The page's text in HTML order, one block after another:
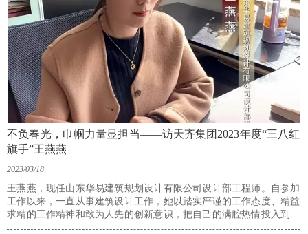
不负春光，巾帼力量显担当——访天齐集团2023年度“三八红
旗手”王燕燕
2023/03/18
王燕燕，现任山东华易建筑规划设计有限公司设计部工程师。自参加
工作以来，一直从事建筑设计工作，她以踏实严谨的工作态度、精益
求精的工作精神和敢为人先的创新意识，把自己的满腔热情投入到工
作中，至今已奋斗了十个春秋。